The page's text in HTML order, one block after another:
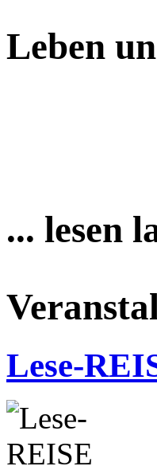
Leben
... lesen
Lese-